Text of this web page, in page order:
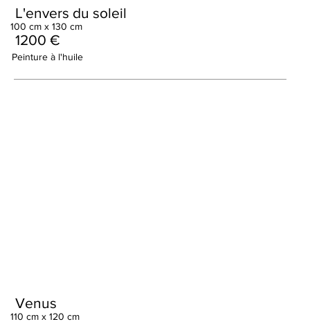
L'envers du soleil
Peinture à l'huile
1200 €
100 cm x 130 cm
Venus
110 cm x 120 cm